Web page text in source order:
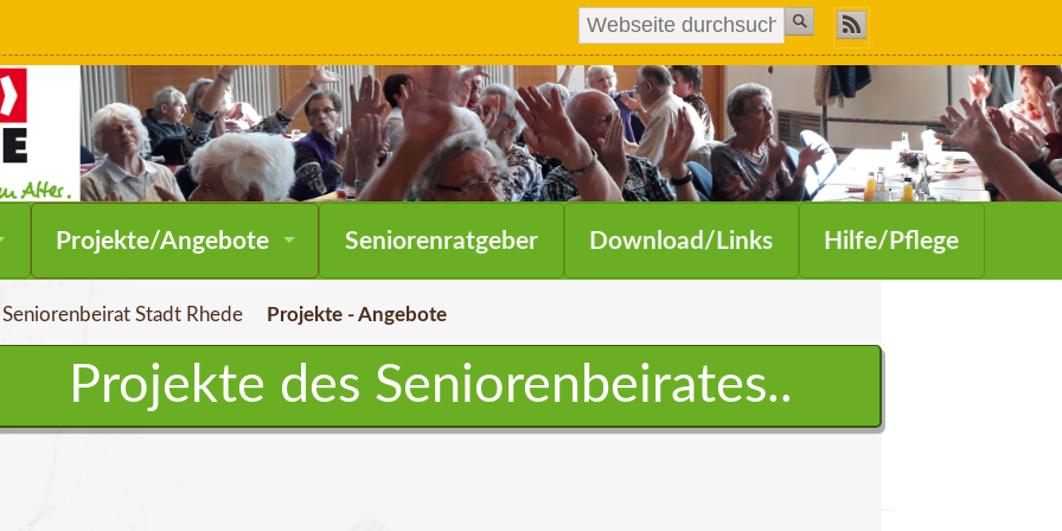
Navigation
überspringen
Projekte/Angebote Seniorenratgeber Download/Links Hilfe/Pflege
Seniorenbeirat Stadt Rhede Projekte - Angebote
Projekte des Seniorenbeirates..